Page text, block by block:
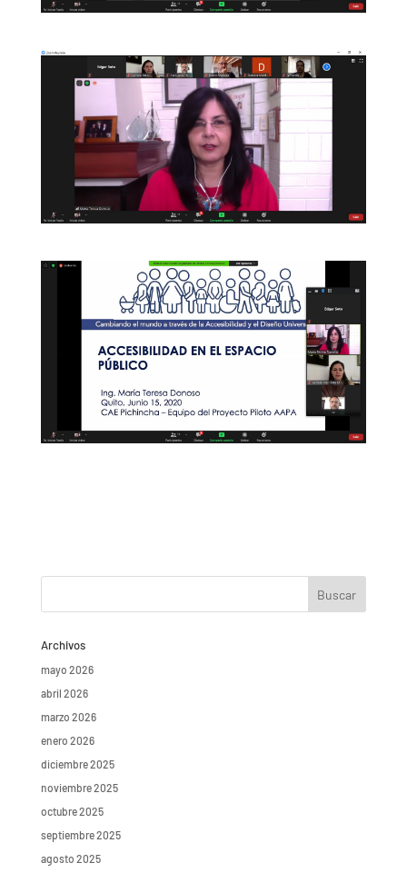
Archivos
mayo 2026
abril 2026
marzo 2026
enero 2026
diciembre 2025
noviembre 2025
octubre 2025
septiembre 2025
agosto 2025